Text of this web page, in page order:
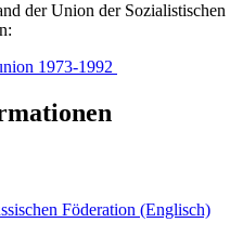
der Union der Sozialistischen
1973-1992
Föderation (Englisch)